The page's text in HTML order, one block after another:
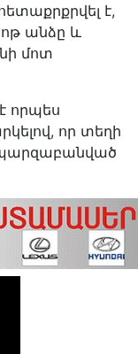
է,
անձը և
մոտ
որպես
որ տեղի